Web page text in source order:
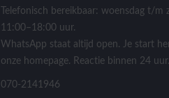
Telefonisch bereikbaar: woensdag t/m
11:00–18:00 uur.
WhatsApp staat altijd open. Je start
onze homepage. Reactie binnen 24 uur.
070-2141946